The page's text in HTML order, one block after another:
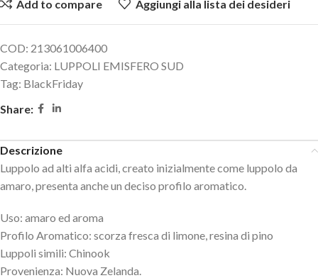
Add to compare Aggiungi alla lista dei desideri
COD: 213061006400
Categoria: LUPPOLI EMISFERO SUD
Tag: BlackFriday
Share:
Descrizione
Luppolo ad alti alfa acidi, creato inizialmente come luppolo da
amaro, presenta anche un deciso profilo aromatico.
Uso: amaro ed aroma
Profilo Aromatico: scorza fresca di limone, resina di pino
Luppoli simili: Chinook
Provenienza: Nuova Zelanda.